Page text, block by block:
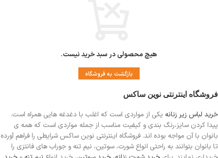
هیچ محصولی در سبد خرید نیست.
بازگشت به فروشگاه
فروشگاه اینترنتی نوین ساکس
خرید لباس زیر زنانه یکی از مواردی است که اغلب با دغدغه هایی همراه است.
پیدا کردن سایز،رنگ بندی و کیفیت مناسب از جمله مواردی است که همه ی
بانوان با آن مواجه بوده اند. فروشگاه اینترنتی نوین ساکس شرایطی را فراهم آورده
تا بانوان بتوانند به راحتی انواع شورت، سوتین، نیم تنه و جوراب های فانتزی را